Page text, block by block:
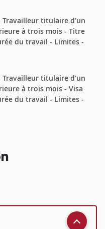
Travailleur titulaire d'un
à trois mois - Titre
du travail - Limites -
Travailleur titulaire d'un
à trois mois - Visa
du travail - Limites -